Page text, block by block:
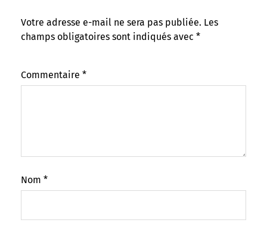
Votre adresse e-mail ne sera pas publiée. Les
champs obligatoires sont indiqués avec *
Commentaire *
Nom *